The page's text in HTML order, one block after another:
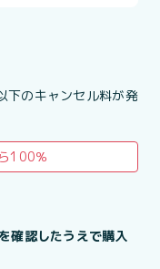
下のキャンセル料が発
100％
確認したうえで購入